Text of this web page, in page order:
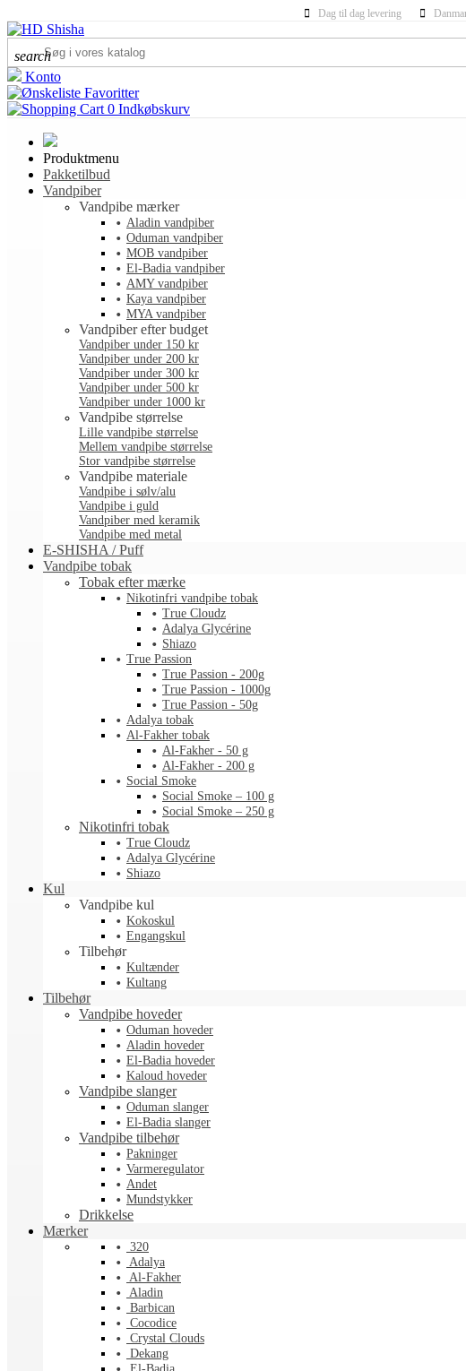
Dag til dag levering
search
Konto
Favoritter
0 Indkøbskurv
Produktmenu
Pakketilbud
Vandpiber
Vandpibe mærker
Aladin vandpiber
Oduman vandpiber
MOB vandpiber
El-Badia vandpiber
AMY vandpiber
Kaya vandpiber
MYA vandpiber
Vandpiber efter budget
Vandpiber under 150 kr
Vandpiber under 200 kr
Vandpiber under 300 kr
Vandpiber under 500 kr
Vandpiber under 1000 kr
Vandpibe størrelse
Lille vandpibe størrelse
Mellem vandpibe størrelse
Stor vandpibe størrelse
Vandpibe materiale
Vandpibe i sølv/alu
Vandpibe i guld
Vandpiber med keramik
Vandpibe med metal
E-SHISHA / Puff
Vandpibe tobak
Tobak efter mærke
Nikotinfri vandpibe tobak
True Cloudz
Adalya Glycérine
Shiazo
True Passion
True Passion - 200g
True Passion - 1000g
True Passion - 50g
Adalya tobak
Al-Fakher tobak
Al-Fakher - 50 g
Al-Fakher - 200 g
Social Smoke
Social Smoke – 100 g
Social Smoke – 250 g
Nikotinfri tobak
True Cloudz
Adalya Glycérine
Shiazo
Kul
Vandpibe kul
Kokoskul
Engangskul
Tilbehør
Kultænder
Kultang
Tilbehør
Vandpibe hoveder
Oduman hoveder
Aladin hoveder
El-Badia hoveder
Kaloud hoveder
Vandpibe slanger
Oduman slanger
El-Badia slanger
Vandpibe tilbehør
Pakninger
Varmeregulator
Andet
Mundstykker
Drikkelse
Mærker
320
Adalya
Al-Fakher
Aladin
Barbican
Cocodice
Crystal Clouds
Dekang